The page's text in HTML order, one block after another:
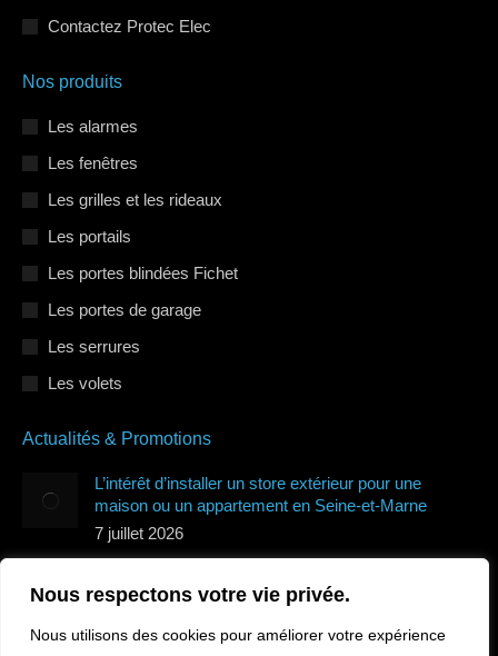
Nous respectons votre vie privée.
Nous utilisons des cookies pour améliorer votre expérience
Contactez Protec Elec
Nos produits
Les alarmes
Les fenêtres
Les grilles et les rideaux
Les portails
Les portes blindées Fichet
Les portes de garage
Les serrures
Les volets
Actualités & Promotions
L’intérêt d’installer un store extérieur pour une
maison ou un appartement en Seine-et-Marne
7 juillet 2026
la canicule en Île-de-France ?